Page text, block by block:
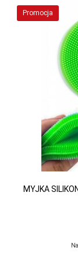
Promocja
MYJKA